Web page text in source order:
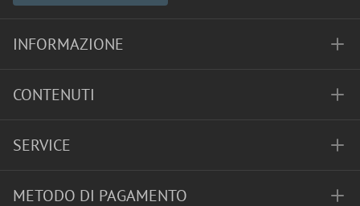
INFORMAZIONE
CONTENUTI
SERVICE
METODO DI PAGAMENTO